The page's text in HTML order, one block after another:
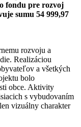
fondu pre rozvoj
sumu 54 999,97
rozvoju a
Realizáciou
a všetkých
bolo
obce. Aktivity
s vybudovaním
vizuálny charakter